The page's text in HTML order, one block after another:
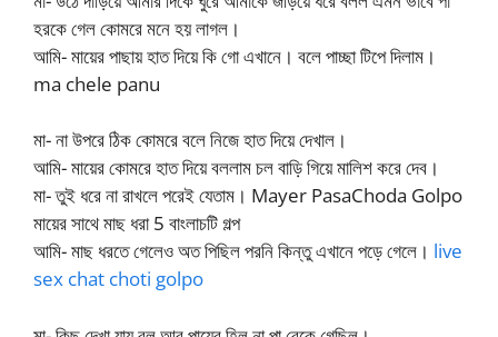
হরকে গেল কোমরে মনে হয় লাগল।
আমি- মায়ের পাছায় হাত দিয়ে কি গো এখানে। বলে পাচ্ছা টিপে দিলাম।
ma chele panu
মা- না উপরে ঠিক কোমরে বলে নিজে হাত দিয়ে দেখাল।
আমি- মায়ের কোমরে হাত দিয়ে বললাম চল বাড়ি গিয়ে মালিশ করে দেব।
মা- তুই ধরে না রাখলে পরেই যেতাম। Mayer PasaChoda Golpo
মায়ের সাথে মাছ ধরা 5 বাংলাচটি গল্প
আমি- মাছ ধরতে গেলেও অত পিছিল পরনি কিন্তু এখানে পড়ে গেলে। live
sex chat choti golpo